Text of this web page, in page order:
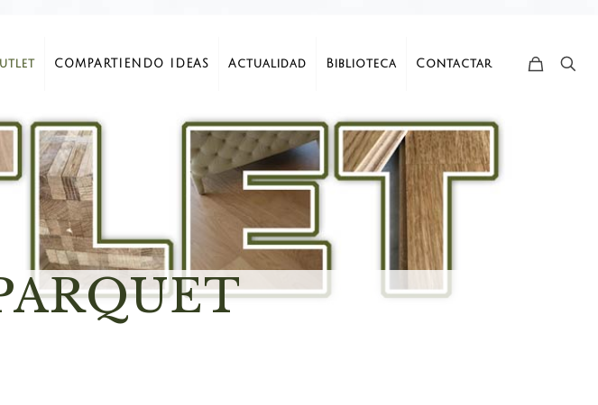
COMPARTIENDO IDEAS Actualidad Biblioteca Contactar